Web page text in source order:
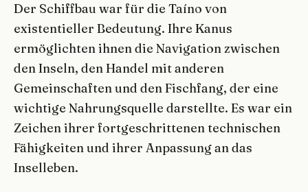
Der Schiffbau war für die Taíno von
existentieller Bedeutung. Ihre Kanus
ermöglichten ihnen die Navigation zwischen
den Inseln, den Handel mit anderen
Gemeinschaften und den Fischfang, der eine
wichtige Nahrungsquelle darstellte. Es war ein
Zeichen ihrer fortgeschrittenen technischen
Fähigkeiten und ihrer Anpassung an das
Inselleben.